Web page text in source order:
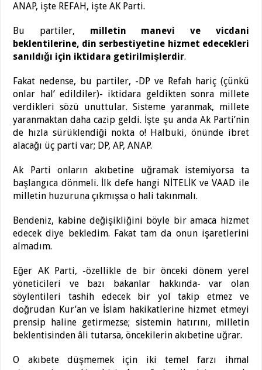
ANAP, işte REFAH, işte AK Parti.
Bu partiler, milletin manevi ve vicdani
beklentilerine, din serbestiyetine hizmet edecekleri
sanıldığı için iktidara getirilmişlerdir.
Fakat nedense, bu partiler, -DP ve Refah hariç (çünkü
onlar hal’ edildiler)- iktidara geldikten sonra millete
verdikleri sözü unuttular. Sisteme yaranmak, millete
yaranmaktan daha cazip geldi. İşte şu anda Ak Parti’nin
de hızla sürüklendiği nokta o! Halbuki, önünde ibret
alacağı üç parti var; DP, AP, ANAP.
Ak Parti onların akıbetine uğramak istemiyorsa ta
başlangıca dönmeli. İlk defe hangi NİTELİK ve VAAD ile
milletin huzuruna çıkmışsa o hali takınmalı.
Bendeniz, kabine değişikliğini böyle bir amaca hizmet
edecek diye bekledim. Fakat tam da onun işaretlerini
almadım.
Eğer AK Parti, -özellikle de bir önceki dönem yerel
yöneticileri ve bazı bakanlar hakkında- var olan
söylentileri tashih edecek bir yol takip etmez ve
doğrudan Kur’an ve İslam hakikatlerine hizmet etmeyi
prensip haline getirmezse; sistemin hatırını, milletin
beklentisinden âli tutarsa, öncekilerin akıbetine uğrar.
O akıbete düşmemek için iki temel farzı ihmal